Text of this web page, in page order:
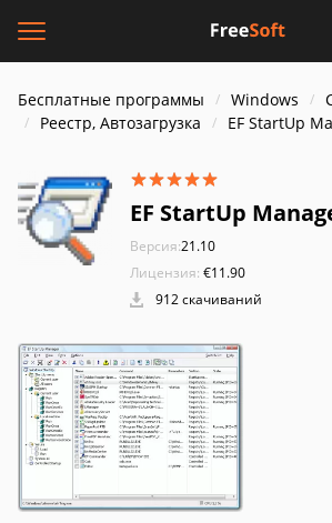
Бесплатные программы Windows
Реестр, Автозагрузка
EF StartUp
EF StartUp
Версия:21.10
Лицензия: €11.90
912 скачиваний